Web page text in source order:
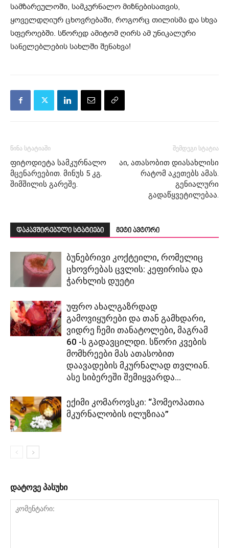
სამზარეულოში, სამკურნალო მიზნებისათვის,
ყოველდღიურ ცხოვრებაში, როგორც თილისმა და სხვა
სფეროებში. სწორედ ამიტომ ღირს ამ უნიკალური
სანელებლების სახლში შენახვა!
წინა სტატიაში
ფიტოდიეტა სამკურნალო
მცენარეებით. მინუს 5 კგ.
შიმშილის გარეშე.
შემდეგი სტატია
აი, ათასობით დიასახლისი
რატომ აკეთებს ამას.
გენიალური
გადაწყვეტილებაა.
დაკავშირებული სტატიები მეტი ავტორი
ბუნებრივი კოქტეილი, რომელიც
ცხოვრებას ცვლის: კეფირისა და
ჭარხლის დუეტი
უფრო ახალგაზრდად
გამოვიყურები და თან გამხდარი,
ვიდრე ჩემი თანატოლები, მაგრამ
60 -ს გადავცილდი. სწორი კვების
მომხრეები მას ათასობით
დაავადების მკურნალად თვლიან.
ასე სიბერეში შემიყვარდა...
ექიმი კომაროვსკი: “ჰომეოპათია
მკურნალობის ილუზიაა”
დატოვე პასუხი